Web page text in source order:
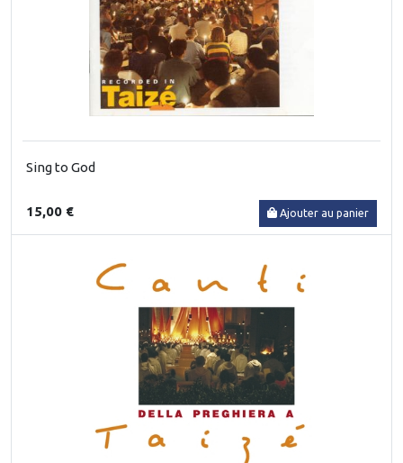
Sing to God
15,00 € Ajouter au panier